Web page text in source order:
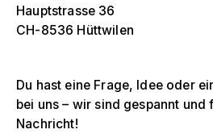
Hauptstrasse 36
CH-8536 Hüttwilen
Du hast eine Frage, Idee oder
bei uns – wir sind gespannt und
Nachricht!